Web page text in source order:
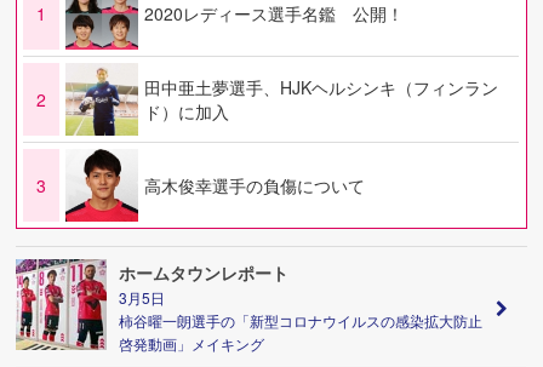
1 2020レディース選手名鑑 公開！
2
田中亜土夢選手、HJKヘルシンキ（フィンラン
ド）に加入
3 高木俊幸選手の負傷について
ホームタウンレポート
3月5日
柿谷曜一朗選手の「新型コロナウイルスの感染拡大防止
啓発動画」メイキング